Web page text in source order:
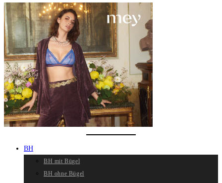
BH
BH mit Bügel
BH ohne Bügel